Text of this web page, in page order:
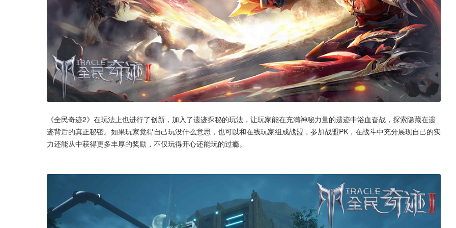
《全民奇迹2》在玩法上也进行了创新，加入了遗迹探秘的玩法，让玩家能在充满神秘力量的遗迹中浴血奋战，探索隐藏在遗
迹背后的真正秘密。如果玩家觉得自己玩没什么意思，也可以和在线玩家组成战盟，参加战盟PK，在战斗中充分展现自己的实
力还能从中获得更多丰厚的奖励，不仅玩得开心还能玩的过瘾。